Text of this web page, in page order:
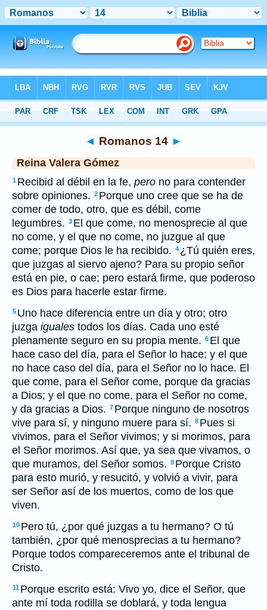
>RVG> Romanos 14
◄ Romanos 14 ►
Reina Valera Gómez
1 Recibid al débil en la fe, pero no para contender
sobre opiniones. 2 Porque uno cree que se ha de
comer de todo, otro, que es débil, come
legumbres. 3 El que come, no menosprecie al que
no come, y el que no come, no juzgue al que
come; porque Dios le ha recibido. 4 ¿Tú quién eres,
que juzgas al siervo ajeno? Para su propio señor
está en pie, o cae; pero estará firme, que poderoso
es Dios para hacerle estar firme.
5 Uno hace diferencia entre un día y otro; otro
juzga iguales todos los días. Cada uno esté
plenamente seguro en su propia mente. 6 El que
hace caso del día, para el Señor lo hace; y el que
no hace caso del día, para el Señor no lo hace. El
que come, para el Señor come, porque da gracias
a Dios; y el que no come, para el Señor no come,
y da gracias a Dios. 7 Porque ninguno de nosotros
vive para sí, y ninguno muere para sí. 8 Pues si
vivimos, para el Señor vivimos; y si morimos, para
el Señor morimos. Así que, ya sea que vivamos, o
que muramos, del Señor somos. 9 Porque Cristo
para esto murió, y resucitó, y volvió a vivir, para
ser Señor así de los muertos, como de los que
viven.
10 Pero tú, ¿por qué juzgas a tu hermano? O tú
también, ¿por qué menosprecias a tu hermano?
Porque todos compareceremos ante el tribunal de
Cristo.
11 Porque escrito está: Vivo yo, dice el Señor, que
ante mí toda rodilla se doblará, y toda lengua